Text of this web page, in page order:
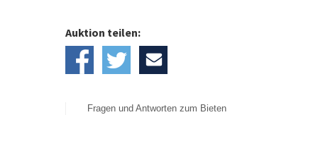
Auktion teilen:
Fragen und Antworten zum Bieten